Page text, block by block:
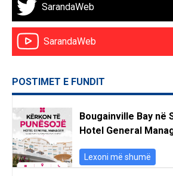
SarandaWeb
SarandaWeb
POSTIMET E FUNDIT
Bougainville Bay në
Hotel General
Lexoni më shumë